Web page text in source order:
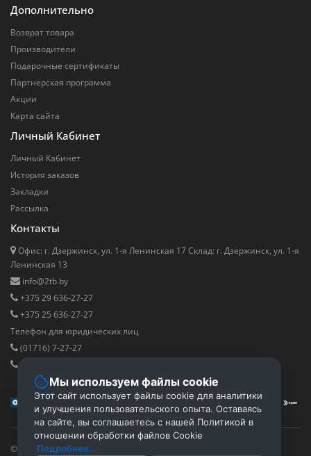
Дополнительно
Возврат товара
Производители
Подарочные сертификаты
Партнерская программа
Акции
Карта сайта
Личный Кабинет
Личный Кабинет
История заказов
Закладки
Рассылка
Контакты
Офис: г. Дзержинск, ул. 1-я Ленинская 17 Cклад: г. Дзержинск, ул. 1-я
Ленинская 13
info@2tb.by
+375 29 636-27-27
+375 25 636-27-27
Телефон для юридических лиц
(01716) 7-27-27
+375 29 811-88-00
© 2016 - 2026 2tb.by ™ ООО "Территория безопасности", УНП:
Мы используем файлы cookie
Этот сайт использует файлы cookie для аналитики
и улучшения пользовательского опыта. Оставаясь
на сайте, вы соглашаетесь с нашей Политикой в
отношении обработки файлов Cookie
Подробнее...